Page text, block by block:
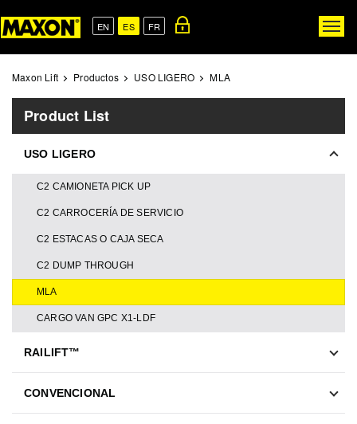
to
EN ES FR
Maxon Lift Productos USO LIGERO MLA
Product List
USO LIGERO
C2 CAMIONETA PICK UP
C2 CARROCERÍA DE SERVICIO
C2 ESTACAS O CAJA SECA
C2 DUMP THROUGH
MLA
CARGO VAN GPC X1-LDF
RAILIFT™
CONVENCIONAL